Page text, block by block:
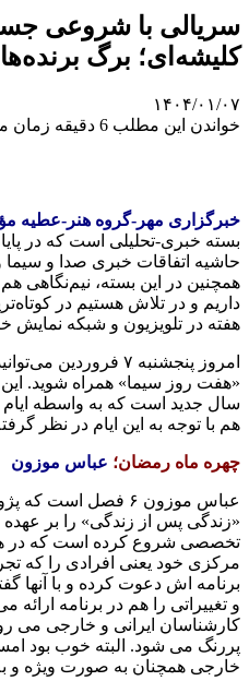
سریالی با شروعی
کلیشه‌ای؛ برگ
۱۴۰۴/۰۱/۰۷
خواندن این مطلب 6 دقیقه زمان میبرد
خبرگزاری مهر-گروه هنر-عطیه
بسته خبری-تحلیلی است که در
حاشیه اتفاقات خبری صدا و
همچنین در این بسته، نیم‌نگاهی
داریم و در تلاش هستیم در
هفته در تلویزیون و شبکه نمایش
«هفت روز سیما» همراه شوید. این
سال جدید است که به واسطه ایام
هم با توجه به این ایام در نظر
چهره ماه رمضان؛ عباس موزون
عباس موزون ۶ فصل
«زندگی پس از زندگی» را بر
تخصصی شروع کرده است که در
مرکزی خود یعنی افرادی را که
برنامه اش دعوت کرده و با آنها
و تغییراتی را هم در برنامه
کارشناسان ایرانی و خارجی می
پررنگ می شود. البته خوب بود
خارجی همچنان به صورت ویژه و